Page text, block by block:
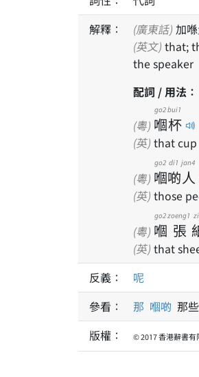
解釋：
(廣東話) 加
(英文)
the speaker
配詞 / 用法：
(粵) 嗰
go2
杯
bui1
(英) that cup
(粵) 嗰
go2
啲
di1
人
jan4
(英) those
(粵) 嗰
go2
張
zoeng1
(英) that
反義：
呢
參看：
那 嗰啲 那些
版權：
© 2017 香港辭書有